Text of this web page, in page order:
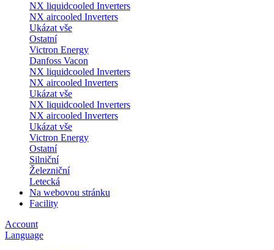
NX liquidcooled Inverters
NX aircooled Inverters
Ukázat vše
Ostatní
Victron Energy
Danfoss Vacon
NX liquidcooled Inverters
NX aircooled Inverters
Ukázat vše
NX liquidcooled Inverters
NX aircooled Inverters
Ukázat vše
Victron Energy
Ostatní
Silniční
Železniční
Letecká
Na webovou stránku
Facility
Account
Language